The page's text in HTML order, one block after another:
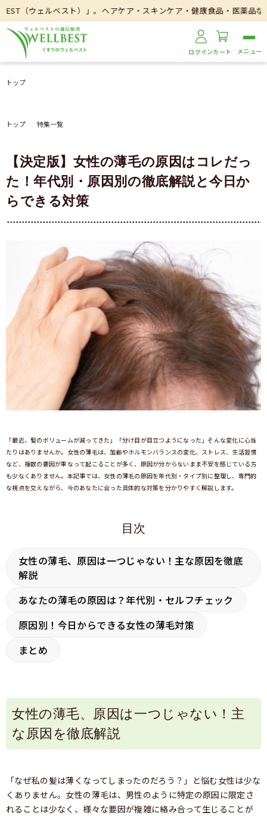
アケア・スキンケア・健康食品・医薬品などを取り扱いしております
ログインカート
トップ
トップ 特集一覧
【決定版】女性の薄毛の原因はコレだっ
た！年代別・原因別の徹底解説と今日か
らできる対策
「最近、髪のボリュームが減ってきた」「分け目が目立つようになった」そんな変化に心当
たりはありませんか。女性の薄毛は、加齢やホルモンバランスの変化、ストレス、生活習慣
など、複数の要因が重なって起こることが多く、原因が分からないまま不安を感じている方
も少なくありません。本記事では、女性の薄毛の原因を年代別・タイプ別に整理し、専門的
な視点を交えながら、今のあなたに合った具体的な対策を分かりやすく解説します。
目次
女性の薄毛、原因は一つじゃない！主な原因を徹底
解説
あなたの薄毛の原因は？年代別・セルフチェック
原因別！今日からできる女性の薄毛対策
まとめ
女性の薄毛、原因は一つじゃない！主
な原因を徹底解説
「なぜ私の髪は薄くなってしまったのだろう？」と悩む女性は少な
くありません。女性の薄毛は、男性のように特定の原因に限定さ
れることは少なく、様々な要因が複雑に絡み合って生じることが